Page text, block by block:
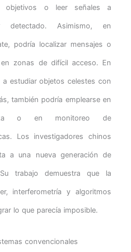
objetivos o leer señales a
Asimismo, en
podría localizar mensajes o
zonas de difícil acceso. En
a estudiar objetos celestes con
también podría emplearse en
o en monitoreo de
Los investigadores chinos
a una nueva generación de
trabajo demuestra que la
interferometría y algoritmos
lo que parecía imposible.
convencionales